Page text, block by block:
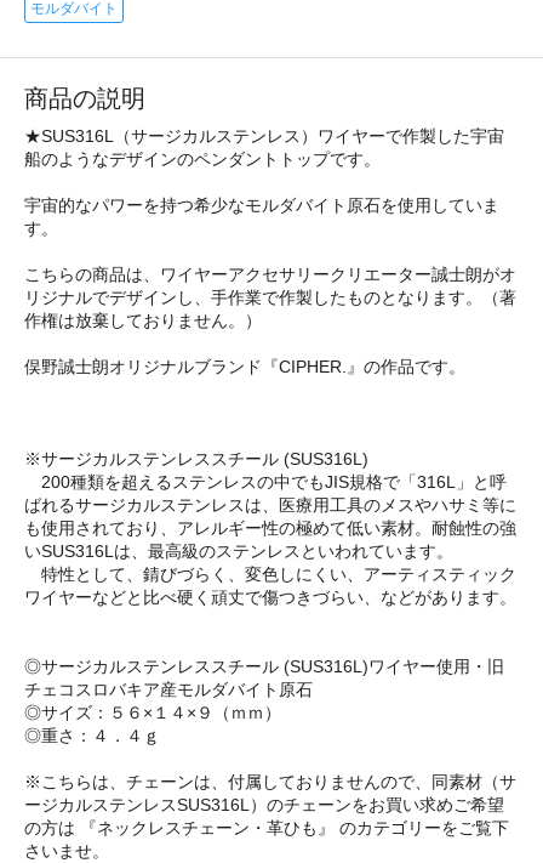
モルダバイト
商品の説明
★SUS316L（サージカルステンレス）ワイヤーで作製した宇宙
船のようなデザインのペンダントトップです。
宇宙的なパワーを持つ希少なモルダバイト原石を使用していま
す。
こちらの商品は、ワイヤーアクセサリークリエーター誠士朗がオ
リジナルでデザインし、手作業で作製したものとなります。（著
作権は放棄しておりません。）
俣野誠士朗オリジナルブランド『CIPHER.』の作品です。
※サージカルステンレススチール (SUS316L)
200種類を超えるステンレスの中でもJIS規格で「316L」と呼
ばれるサージカルステンレスは、医療用工具のメスやハサミ等に
も使用されており、アレルギー性の極めて低い素材。耐蝕性の強
いSUS316Lは、最高級のステンレスといわれています。
特性として、錆びづらく、変色しにくい、アーティスティック
ワイヤーなどと比べ硬く頑丈で傷つきづらい、などがあります。
◎サージカルステンレススチール (SUS316L)ワイヤー使用・旧
チェコスロバキア産モルダバイト原石
◎サイズ：５６×１４×９（ｍｍ）
◎重さ：４．４ｇ
※こちらは、チェーンは、付属しておりませんので、同素材（サ
ージカルステンレスSUS316L）のチェーンをお買い求めご希望
の方は 『ネックレスチェーン・革ひも』 のカテゴリーをご覧下
さいませ。